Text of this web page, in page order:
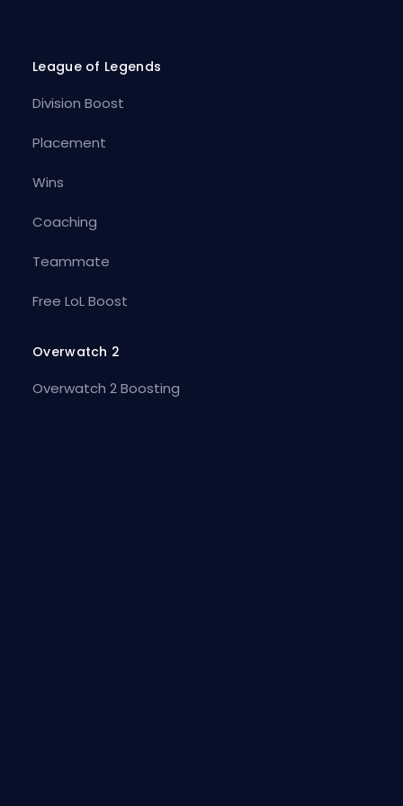
League of Legends
Division Boost
Placement
Wins
Coaching
Teammate
Free LoL Boost
Overwatch 2
Overwatch 2 Boosting